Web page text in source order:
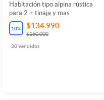
Habitación tipo alpina rústica
para 2 + tinaja y mas
10% $134.990
$150.000
20Vendidos